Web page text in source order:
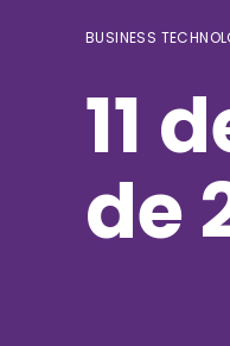
11
de
BUSINESS